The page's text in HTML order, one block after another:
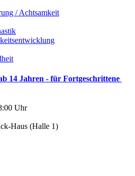
/ Achtsamkeit
14 Jahren - für Fortgeschrittene
Uhr
Haus (Halle 1)